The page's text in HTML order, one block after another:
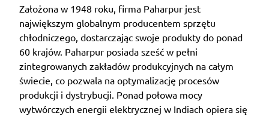
Założona w 1948 roku, firma Paharpur jest
największym globalnym producentem sprzętu
chłodniczego, dostarczając swoje produkty do ponad
60 krajów. Paharpur posiada sześć w pełni
zintegrowanych zakładów produkcyjnych na całym
świecie, co pozwala na optymalizację procesów
produkcji i dystrybucji. Ponad połowa mocy
wytwórczych energii elektrycznej w Indiach opiera się